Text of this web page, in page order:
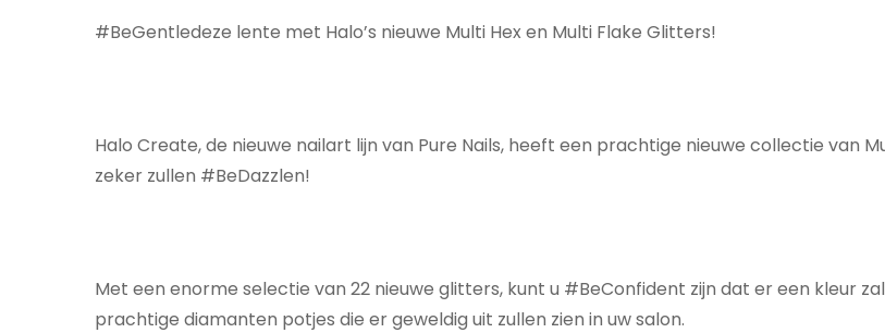
#BeGentledeze lente met Halo’s nieuwe Multi Hex en Multi Flake Glitters!
Halo Create, de nieuwe nailart lijn van Pure Nails, heeft een prachtige nieuwe collectie van
zeker zullen #BeDazzlen!
Met een enorme selectie van 22 nieuwe glitters, kunt u #BeConfident zijn dat er een kleur
prachtige diamanten potjes die er geweldig uit zullen zien in uw salon.